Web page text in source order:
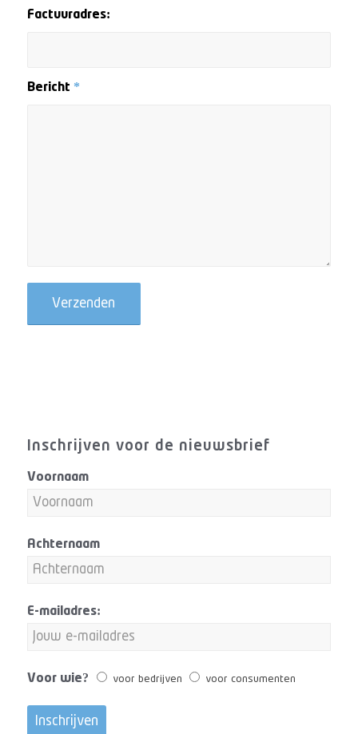
Factuuradres:
Bericht *
Inschrijven voor de nieuwsbrief
Voornaam
Achternaam
E-mailadres:
Voor wie? voor bedrijven voor consumenten